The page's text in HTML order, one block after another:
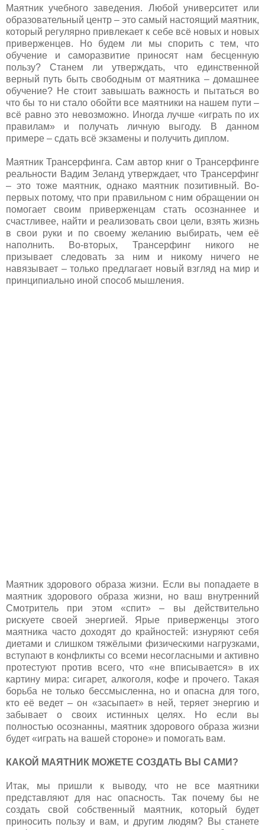
Маятник учебного заведения. Любой университет или
образовательный центр – это самый настоящий маятник,
который регулярно привлекает к себе всё новых и новых
приверженцев. Но будем ли мы спорить с тем, что
обучение и саморазвитие приносят нам бесценную
пользу? Станем ли утверждать, что единственной
верный путь быть свободным от маятника – домашнее
обучение? Не стоит завышать важность и пытаться во
что бы то ни стало обойти все маятники на нашем пути –
всё равно это невозможно. Иногда лучше «играть по их
правилам» и получать личную выгоду. В данном
примере – сдать всё экзамены и получить диплом.
Маятник Трансерфинга. Сам автор книг о Трансерфинге
реальности Вадим Зеланд утверждает, что Трансерфинг
– это тоже маятник, однако маятник позитивный. Во-
первых потому, что при правильном с ним обращении он
помогает своим приверженцам стать осознаннее и
счастливее, найти и реализовать свои цели, взять жизнь
в свои руки и по своему желанию выбирать, чем её
наполнить. Во-вторых, Трансерфинг никого не
призывает следовать за ним и никому ничего не
навязывает – только предлагает новый взгляд на мир и
принципиально иной способ мышления.
Маятник здорового образа жизни. Если вы попадаете в
маятник здорового образа жизни, но ваш внутренний
Смотритель при этом «спит» – вы действительно
рискуете своей энергией. Ярые приверженцы этого
маятника часто доходят до крайностей: изнуряют себя
диетами и слишком тяжёлыми физическими нагрузками,
вступают в конфликты со всеми несогласными и активно
протестуют против всего, что «не вписывается» в их
картину мира: сигарет, алкоголя, кофе и прочего. Такая
борьба не только бессмысленна, но и опасна для того,
кто её ведет – он «засыпает» в ней, теряет энергию и
забывает о своих истинных целях. Но если вы
полностью осознанны, маятник здорового образа жизни
будет «играть на вашей стороне» и помогать вам.
КАКОЙ МАЯТНИК МОЖЕТЕ СОЗДАТЬ ВЫ САМИ?
Итак, мы пришли к выводу, что не все маятники
представляют для нас опасность. Так почему бы не
создать свой собственный маятник, который будет
приносить пользу и вам, и другим людям? Вы станете